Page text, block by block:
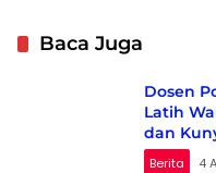
Baca Juga
Dosen
Latih
dan
Ekonomi
Berita 4